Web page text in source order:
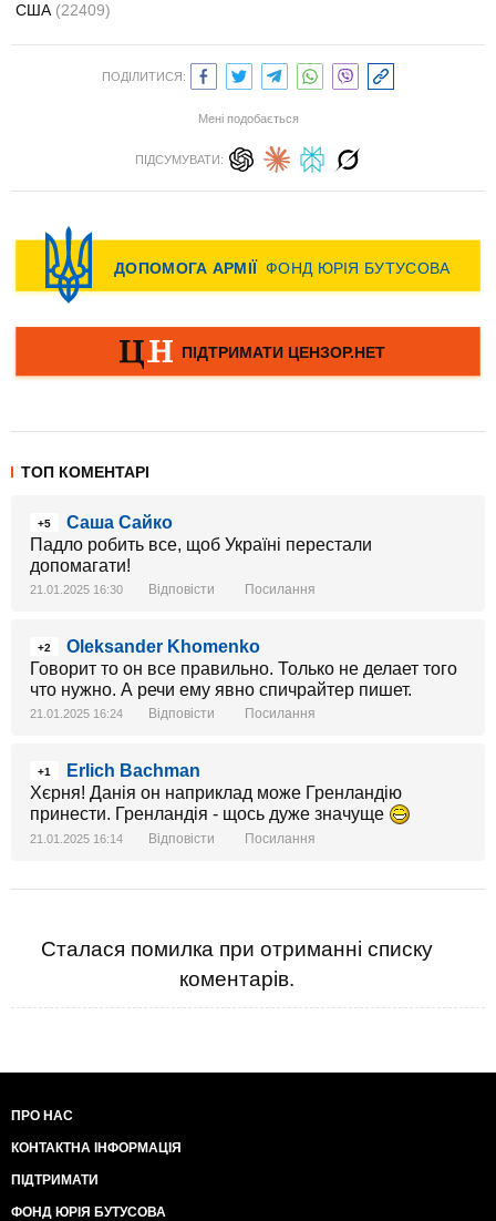
США (22409)
ПОДІЛИТИСЯ:
Мені подобається
ПІДСУМУВАТИ:
ТОП КОМЕНТАРІ
+5
Саша Сайко
Падло робить все, щоб Україні перестали
допомагати!
21.01.2025 16:30 Відповісти Посилання
+2
Oleksander Khomenko
Говорит то он все правильно. Только не делает того
что нужно. А речи ему явно спичрайтер пишет.
21.01.2025 16:24 Відповісти Посилання
+1
Erlich Bachman
Хєрня! Данія он наприклад може Гренландію
принести. Гренландія - щось дуже значуще
21.01.2025 16:14 Відповісти Посилання
Сталася помилка при отриманні списку
коментарів.
ПРО НАС
КОНТАКТНА ІНФОРМАЦІЯ
ПІДТРИМАТИ
ФОНД ЮРІЯ БУТУСОВА